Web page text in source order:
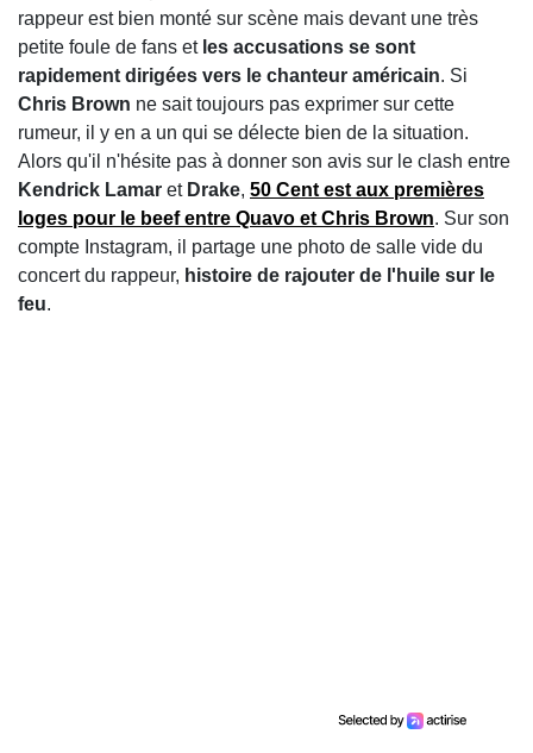
rappeur est bien monté sur scène mais devant une très
petite foule de fans etles accusations se sont
rapidement dirigées vers le chanteur américain. Si
Chris Brown ne sait toujours pas exprimer sur cette
rumeur, il y en a un qui se délecte bien de la situation.
Alors qu'il n'hésite pas à donner son avis sur le clash entre
Kendrick Lamar et Drake, 50 Cent est aux premières
loges pour le beef entre Quavo et Chris Brown. Sur son
compte Instagram, il partage une photo de salle vide du
concert du rappeur, histoire de rajouter de l'huile sur le
feu.